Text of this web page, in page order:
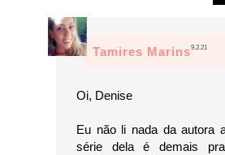
Tamires Marins9.2.21
Oi, Denise
Eu não li nada da autora
série dela é demais